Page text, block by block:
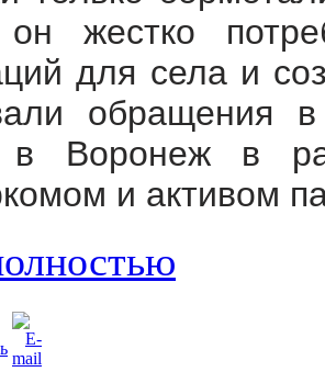
жестко
для села и
в Воронеж в
и активом